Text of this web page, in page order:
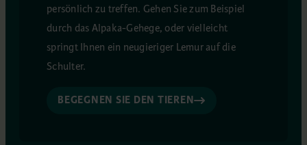
persönlich zu treffen. Gehen Sie zum Beispiel
durch das Alpaka-Gehege, oder vielleicht
springt Ihnen ein neugieriger Lemur auf die
Schulter.
BEGEGNEN SIE DEN TIEREN